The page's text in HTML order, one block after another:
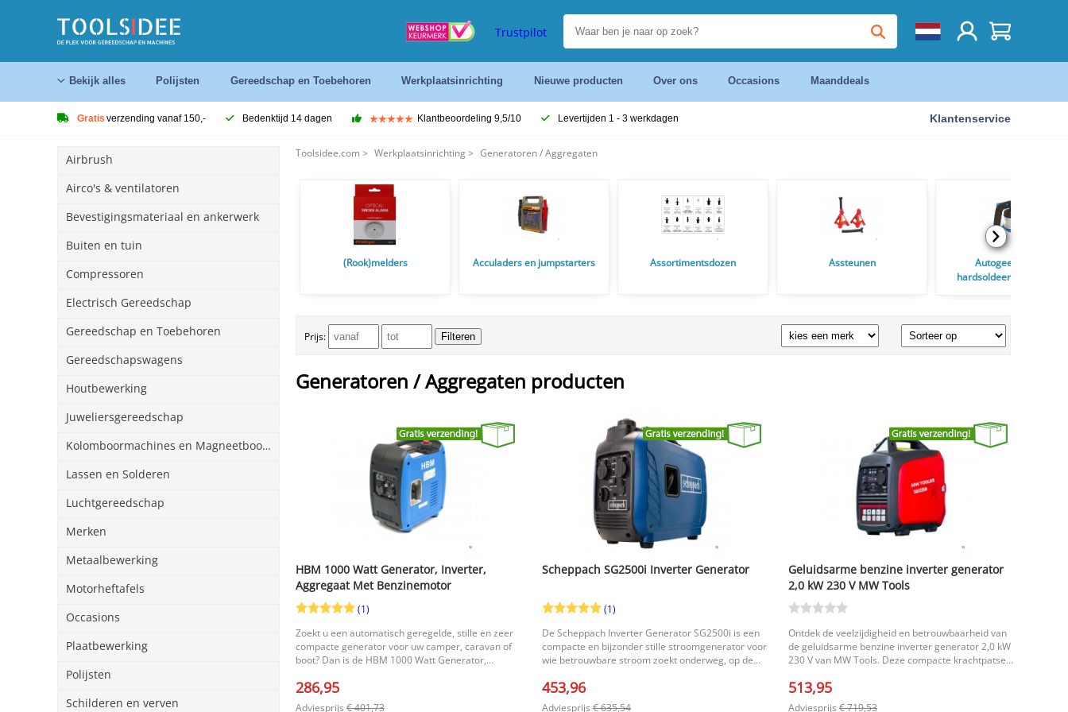
Trustpilot
Bekijk alles Polijsten Gereedschap en Toebehoren Werkplaatsinrichting Nieuwe producten Over ons Occasions Maanddeals
Gratis verzending vanaf 150,- Bedenktijd 14 dagen Klantbeoordeling 9,5/10 Levertijden 1 - 3 werkdagen Klantenservice
Airbrush
Airco's & ventilatoren
Bevestigingsmateriaal en ankerwerk
Buiten en tuin
Compressoren
Electrisch Gereedschap
Gereedschap en Toebehoren
Gereedschapswagens
Houtbewerking
Juweliersgereedschap
Kolomboormachines en Magneetboormachines
Lassen en Solderen
Luchtgereedschap
Merken
Metaalbewerking
Motorheftafels
Occasions
Plaatbewerking
Polijsten
Schilderen en verven
Toolsidee.com > Werkplaatsinrichting > Generatoren / Aggregaten
(Rook)melders Acculaders en jumpstarters Assortimentsdozen Assteunen
Autogeen las en
hardsoldeertoestelen en
Prijs:
Generatoren / Aggregaten producten
HBM 1000 Watt Generator, Inverter,
Aggregaat Met Benzinemotor
(1)
Zoekt u een automatisch geregelde, stille en zeer
compacte generator voor uw camper, caravan of
boot? Dan is de HBM 1000 Watt Generator,
aanrader! Dit compacte aggregaat levert in
286,95
Adviesprijs € 401,73
Scheppach SG2500i Inverter Generator
(1)
De Scheppach Inverter Generator SG2500i is een
compacte en bijzonder stille stroomgenerator voor
wie betrouwbare stroom zoekt onderweg, op de
invertertechnologie levert deze generator schone
453,96
Adviesprijs € 635,54
Geluidsarme benzine inverter generator
2,0 kW 230 V MW Tools
Ontdek de veelzijdigheid en betrouwbaarheid van
de geluidsarme benzine inverter generator 2,0 kW
230 V van MW Tools. Deze compacte krachtpatser
ideaal voor iedereen die altijd en overal
513,95
Adviesprijs € 719,53